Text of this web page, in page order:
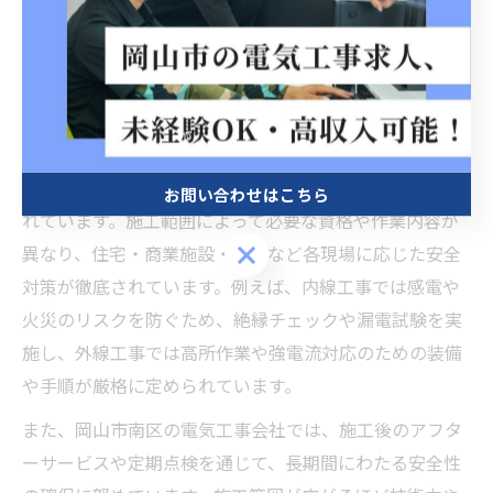
基づいた作業が行われています。未経験者や新人は、ベ
テランの指導のもとで基本技術を身につけ、現場経験を
積み重ねていくことが求められます。
安全性と施工範囲から見る岡山市南区 電気工事
電気工事の安全性は、岡山市南区においても最重要視さ
れています。施工範囲によって必要な資格や作業内容が
異なり、住宅・商業施設・工場など各現場に応じた安全
対策が徹底されています。例えば、内線工事では感電や
火災のリスクを防ぐため、絶縁チェックや漏電試験を実
施し、外線工事では高所作業や強電流対応のための装備
や手順が厳格に定められています。
また、岡山市南区の電気工事会社では、施工後のアフタ
ーサービスや定期点検を通じて、長期間にわたる安全性
お問い合わせはこちら
お問い合わせはこちら